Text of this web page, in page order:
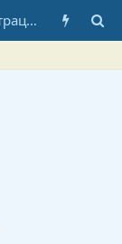
Регистрация